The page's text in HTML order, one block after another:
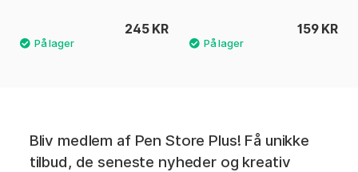
245 KR 159 KR
Bliv medlem af Pen Store Plus! Få unikke
tilbud, de seneste nyheder og kreativ